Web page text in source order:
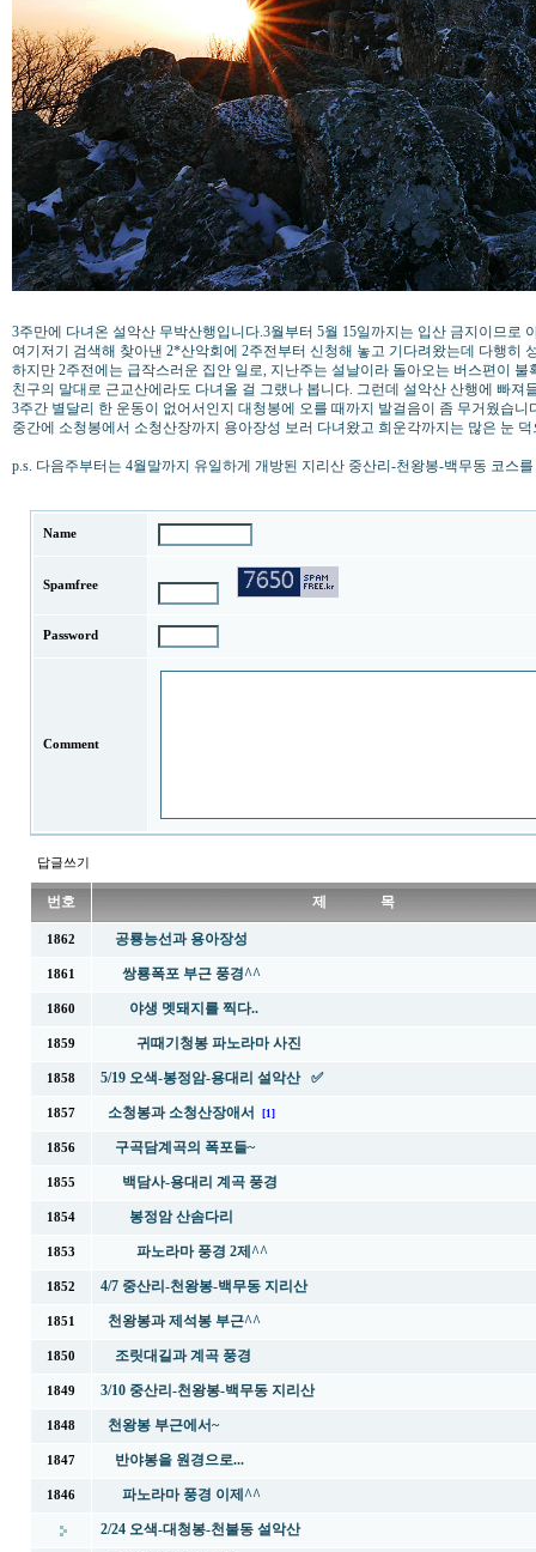
3주만에 다녀온 설악산 무박산행입니다.3월부터 5월 15일까지는 입산 금지이므로
여기저기 검색해 찾아낸 2*산악회에 2주전부터 신청해 놓고 기다려왔는데 다행히
하지만 2주전에는 급작스러운 집안 일로, 지난주는 설날이라 돌아오는 버스편이
친구의 말대로 근교산에라도 다녀올 걸 그랬나 봅니다. 그런데 설악산 산행에 빠져
3주간 별달리 한 운동이 없어서인지 대청봉에 오를 때까지 발걸음이 좀 무거웠습
중간에 소청봉에서 소청산장까지 용아장성 보러 다녀왔고 희운각까지는 많은 눈
p.s. 다음주부터는 4월말까지 유일하게 개방된 지리산 중산리-천왕봉-백무동 코스
Name
Spamfree
Password
Comment
답글쓰기
번호 제 목
1862 공룡능선과 용아장성
1861 쌍룡폭포 부근 풍경^^
1860 야생 멧돼지를 찍다..
1859 귀때기청봉 파노라마 사진
1858 5/19 오색-봉정암-용대리 설악산 ✅
1857 소청봉과 소청산장애서 [1]
1856 구곡담계곡의 폭포들~
1855 백담사-용대리 계곡 풍경
1854 봉정암 산솜다리
1853 파노라마 풍경 2제^^
1852 4/7 중산리-천왕봉-백무동 지리산
1851 천왕봉과 제석봉 부근^^
1850 조릿대길과 계곡 풍경
1849 3/10 중산리-천왕봉-백무동 지리산
1848 천왕봉 부근에서~
1847 반야봉을 원경으로...
1846 파노라마 풍경 이제^^
2/24 오색-대청봉-천불동 설악산